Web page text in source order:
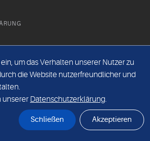
um das Verhalten unserer Nutzer zu
die Website nutzerfreundlicher und
unserer Datenschutzerklärung.
Schließen Akzeptieren